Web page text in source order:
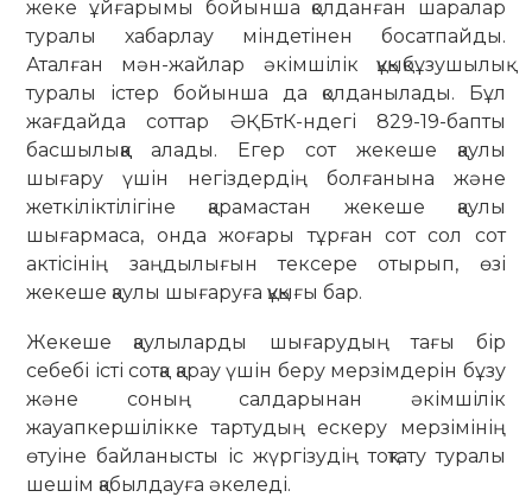
жеке ұйғарымы бойынша қолданған шаралар
туралы хабарлау міндетінен босатпайды.
Аталған мән-жайлар әкімшілік құқықбұзушылық
туралы істер бойынша да қолданылады. Бұл
жағдайда соттар ӘҚБтК-ндегі 829-19-бапты
басшылыққа алады. Егер сот жекеше қаулы
шығару үшін негіздердің болғанына және
жеткіліктілігіне қарамастан жекеше қаулы
шығармаса, онда жоғары тұрған сот сол сот
актісінің заңдылығын тексере отырып, өзі
жекеше қаулы шығаруға құқығы бар.
Жекеше қаулыларды шығарудың тағы бір
себебі істі сотқа қарау үшін беру мерзімдерін бұзу
және соның салдарынан әкімшілік
жауапкершілікке тартудың ескеру мерзімінің
өтуіне байланысты іс жүргізудің тоқтату туралы
шешім қабылдауға әкеледі.